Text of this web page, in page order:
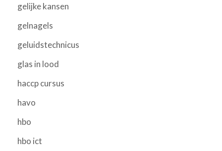
gelijke kansen
gelnagels
geluidstechnicus
glas in lood
haccp cursus
havo
hbo
hbo ict